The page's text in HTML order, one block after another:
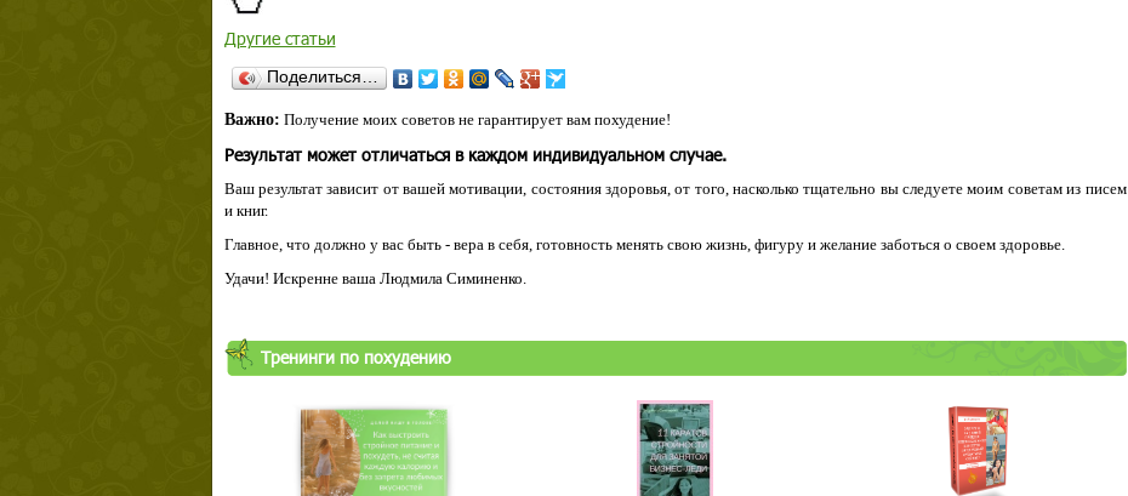
Другие статьи
Поделиться…
Важно: Получение моих советов не гарантирует вам похудение!
Результат может отличаться в каждом индивидуальном случае.
Ваш результат зависит от вашей мотивации, состояния здоровья, от того, насколько тщательно вы следуете моим советам из писем
и книг.
Главное, что должно у вас быть - вера в себя, готовность менять свою жизнь, фигуру и желание заботься о своем здоровье.
Удачи! Искренне ваша Людмила Симиненко.
Тренинги по похудению